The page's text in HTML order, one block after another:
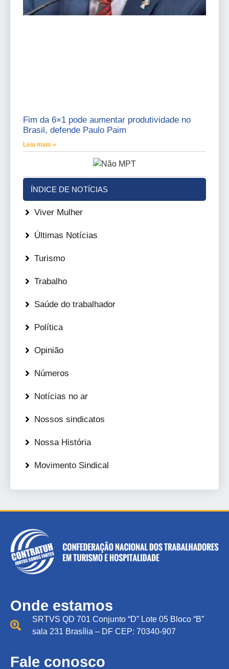
Fim da 6×1 pode aumentar produtividade no
Brasil, defende Paulo Paim
Leia mais »
ÍNDICE DE NOTÍCIAS
Viver Mulher
Últimas Notícias
Turismo
Trabalho
Saúde do trabalhador
Política
Opinião
Números
Notícias no ar
Nossos sindicatos
Nossa História
Movimento Sindical
Onde estamos
SRTVS QD 701 Conjunto “D” Lote 05 Bloco “B”
sala 231 Brasília – DF CEP: 70340-907
Fale conosco